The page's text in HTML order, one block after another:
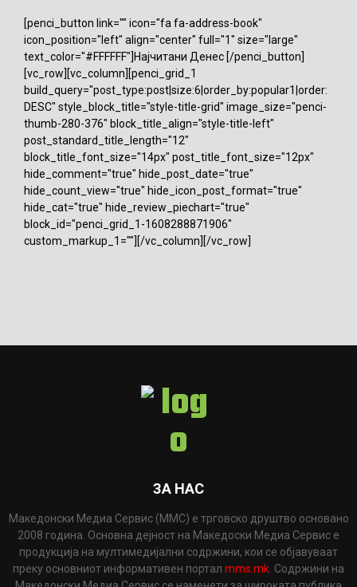
[penci_button link="" icon="fa fa-address-book"
icon_position="left" align="center" full="1" size="large"
text_color="#FFFFFF"]Најчитани Денес [/penci_button]
[vc_row][vc_column][penci_grid_1
build_query="post_type:post|size:6|order_by:popular1|order:
DESC" style_block_title="style-title-grid" image_size="penci-
thumb-280-376" block_title_align="style-title-left"
post_standard_title_length="12"
block_title_font_size="14px" post_title_font_size="12px"
hide_comment="true" hide_post_date="true"
hide_count_view="true" hide_icon_post_format="true"
hide_cat="true" hide_review_piechart="true"
block_id="penci_grid_1-1608288871906"
custom_markup_1=""][/vc_column][/vc_row]
ЗА НАС
Македонски Медиа Сервис (ММС) е трговско друштво основано
2008 година. Основна дејност на Македоски Медиа Сервис е
продукција на мултимедијални содржини, кои се објавуваат
преку основниот информативен портал mms.mk . Содржини на